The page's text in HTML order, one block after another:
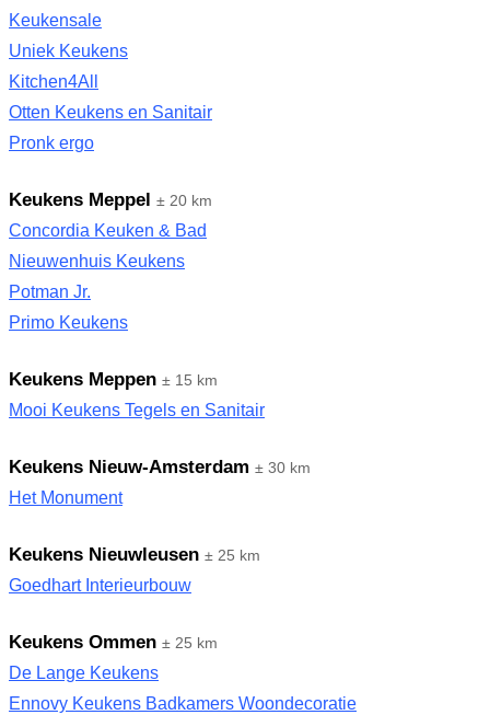
Keukensale
Uniek Keukens
Kitchen4All
Otten Keukens en Sanitair
Pronk ergo
Keukens Meppel ± 20 km
Concordia Keuken & Bad
Nieuwenhuis Keukens
Potman Jr.
Primo Keukens
Keukens Meppen ± 15 km
Mooi Keukens Tegels en Sanitair
Keukens Nieuw-Amsterdam ± 30 km
Het Monument
Keukens Nieuwleusen ± 25 km
Goedhart Interieurbouw
Keukens Ommen ± 25 km
De Lange Keukens
Ennovy Keukens Badkamers Woondecoratie